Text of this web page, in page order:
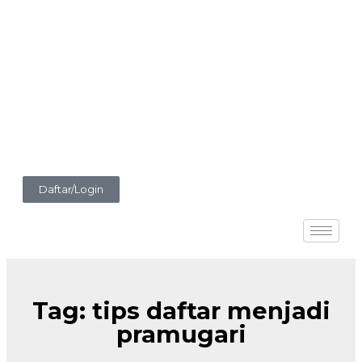
Daftar/Login
Tag: tips daftar menjadi
pramugari